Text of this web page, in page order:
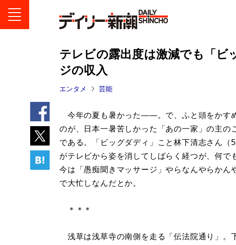
テレビの露出度は激減でも「ビ
ジの収入
エンタメ 芸能
今年の夏も暑かった――。で、ふと頭をかす
のが、日本一暑苦しかった「あの一家」の主の
である。「ビッグダディ」こと林下清志さん（
がテレビから姿を消してしばらく経つが、何で
今は「愚痴聞きマッサージ」やらなんやらかん
で大忙しなんだとか。
＊＊＊
浅草は浅草寺の南側を走る「伝法院通り」。